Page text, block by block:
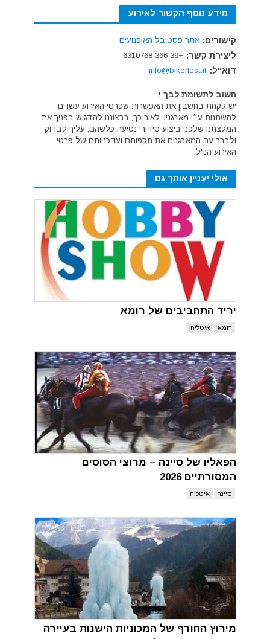
מידע נוסף הקשור לאירוע
קישורים: אתר פסטיבל האופנועים
ליצירת קשר: +39 366 6310768
דוא"ל: info@bikerfest.it
חשוב לתשומת לבך !
יש לקחת בחשבון את האפשרות שפרטי האירוע עשויים
להשתנות ע״י מארגניו. לאור כך, ברצוננו להדגיש בפניך את
המלצתנו שלפני ביצוע סידורי נסיעה כלשהם, עליך לבדוק
ולברר עם המארגנים את תקפותם ועדכניותם של פרטי
האירוע הנ"ל.
אולי יעניין אותך גם
יריד התחביבים של רומא
רומא איטליה
הפאליו של סיינה – מרוצי הסוסים
המסורתיים 2026
סיינה איטליה
מירוץ החורף של המכוניות הישנות בעיירה